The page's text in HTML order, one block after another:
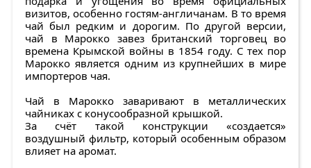
визитов, особенно гостям-англичанам. В то время
чай был редким и дорогим. По другой версии,
чай в Марокко завез британский торговец во
времена Крымской войны в 1854 году. С тех пор
Марокко является одним из крупнейших в мире
импортеров чая.
Чай в Марокко заваривают в металлических
чайниках с конусообразной крышкой.
За счёт такой конструкции «создается»
воздушный фильтр, который особенным образом
влияет на аромат.